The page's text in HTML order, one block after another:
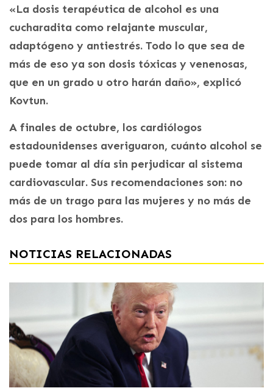
«La dosis terapéutica de alcohol es una
cucharadita como relajante muscular,
adaptógeno y antiestrés. Todo lo que sea de
más de eso ya son dosis tóxicas y venenosas,
que en un grado u otro harán daño», explicó
Kovtun.
A finales de octubre, los cardiólogos
estadounidenses averiguaron, cuánto alcohol se
puede tomar al día sin perjudicar al sistema
cardiovascular. Sus recomendaciones son: no
más de un trago para las mujeres y no más de
dos para los hombres.
NOTICIAS RELACIONADAS